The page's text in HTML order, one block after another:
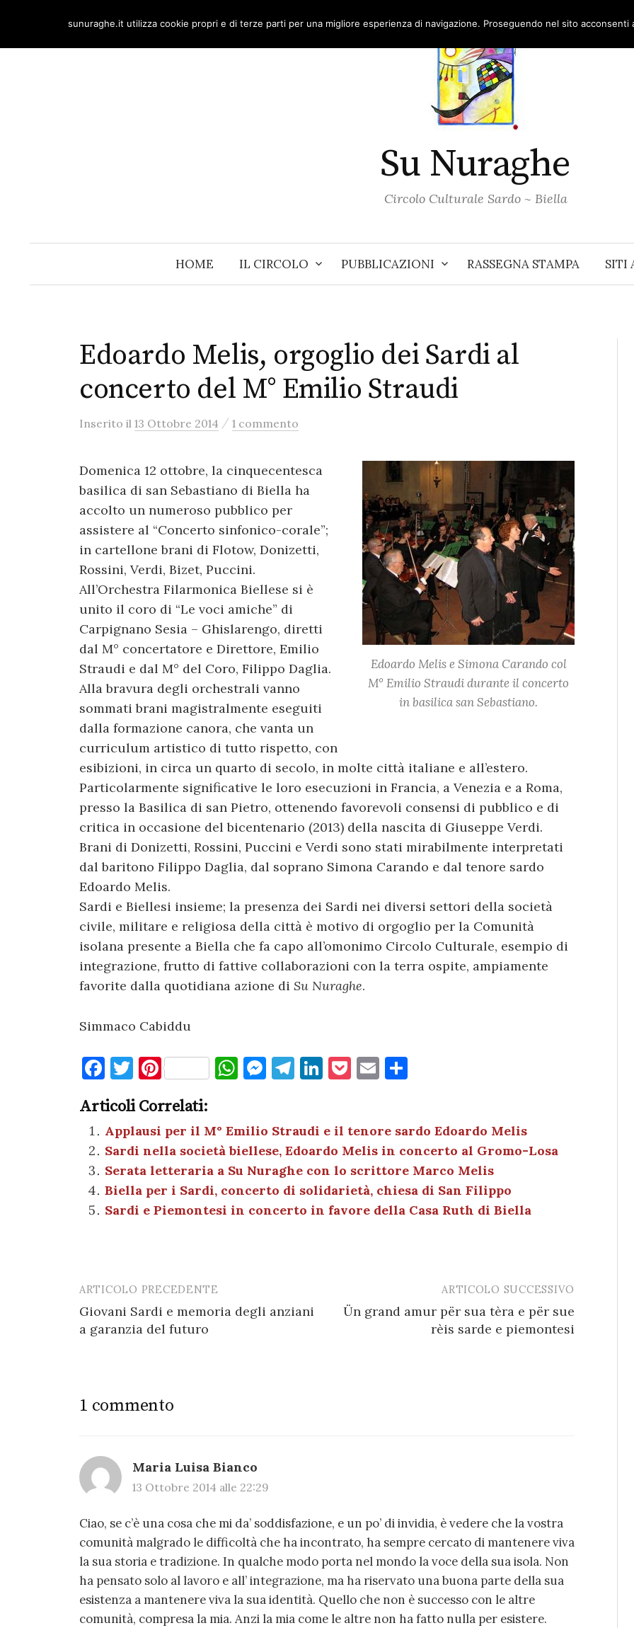
content
Su Nuraghe
Circolo Culturale Sardo ~ Biella
HOME IL CIRCOLO PUBBLICAZIONI RASSEGNA STAMPA SITI
Edoardo Melis, orgoglio dei Sardi al
concerto del M° Emilio Straudi
Inserito il 13 Ottobre 2014 / 1 commento
Edoardo Melis e Simona Carando col
M° Emilio Straudi durante il concerto
in basilica san Sebastiano.
Domenica 12 ottobre, la cinquecentesca
basilica di san Sebastiano di Biella ha
accolto un numeroso pubblico per
assistere al “Concerto sinfonico-corale”;
in cartellone brani di Flotow, Donizetti,
Rossini, Verdi, Bizet, Puccini.
All’Orchestra Filarmonica Biellese si è
unito il coro di “Le voci amiche” di
Carpignano Sesia – Ghislarengo, diretti
dal M° concertatore e Direttore, Emilio
Straudi e dal M° del Coro, Filippo Daglia.
Alla bravura degli orchestrali vanno
sommati brani magistralmente eseguiti
dalla formazione canora, che vanta un
curriculum artistico di tutto rispetto, con
esibizioni, in circa un quarto di secolo, in molte città italiane e all’estero.
Particolarmente significative le loro esecuzioni in Francia, a Venezia e a Roma,
presso la Basilica di san Pietro, ottenendo favorevoli consensi di pubblico e di
critica in occasione del bicentenario (2013) della nascita di Giuseppe Verdi.
Brani di Donizetti, Rossini, Puccini e Verdi sono stati mirabilmente interpretati
dal baritono Filippo Daglia, dal soprano Simona Carando e dal tenore sardo
Edoardo Melis.
Sardi e Biellesi insieme; la presenza dei Sardi nei diversi settori della società
civile, militare e religiosa della città è motivo di orgoglio per la Comunità
isolana presente a Biella che fa capo all’omonimo Circolo Culturale, esempio di
integrazione, frutto di fattive collaborazioni con la terra ospite, ampiamente
favorite dalla quotidiana azione di Su Nuraghe.
Simmaco Cabiddu
F
c
e
b
o
o
T
it
te
r
Pi
er
es
t
W
s
A
p
p
M
n
g
er
T
gr
a
m
Li
e
dI
n
P
k
et
E
l di
vi
di
Articoli Correlati:
Applausi per il M° Emilio Straudi e il tenore sardo Edoardo Melis
Sardi nella società biellese, Edoardo Melis in concerto al Gromo-Losa
Serata letteraria a Su Nuraghe con lo scrittore Marco Melis
Biella per i Sardi, concerto di solidarietà, chiesa di San Filippo
Sardi e Piemontesi in concerto in favore della Casa Ruth di Biella
Post
navigation
ARTICOLO PRECEDENTE
Giovani Sardi e memoria degli anziani
a garanzia del futuro
ARTICOLO SUCCESSIVO
Ün grand amur për sua tèra e për sue
rèis sarde e piemontesi
1 commento
Maria Luisa Bianco
13 Ottobre 2014 alle 22:29
Ciao, se c’è una cosa che mi da’ soddisfazione, e un po’ di invidia, è vedere che la vostra
comunità malgrado le difficoltà che ha incontrato, ha sempre cercato di mantenere viva
la sua storia e tradizione. In qualche modo porta nel mondo la voce della sua isola. Non
ha pensato solo al lavoro e all’ integrazione, ma ha riservato una buona parte della sua
esistenza a mantenere viva la sua identità. Quello che non è successo con le altre
comunità, compresa la mia. Anzi la mia come le altre non ha fatto nulla per esistere.
sunuraghe.it utilizza cookie propri e di terze parti per una migliore esperienza di navigazione. Proseguendo nel sito acconsenti